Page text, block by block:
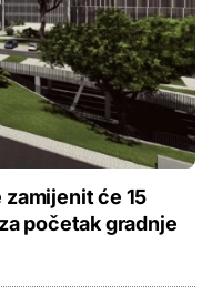
će 15
početak gradnje